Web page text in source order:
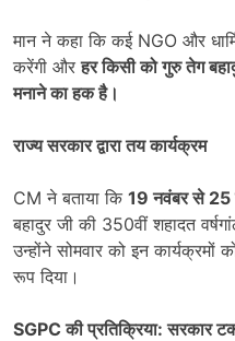
मान ने कहा कि कई NGO और
करेंगी औरहर किसी को गुरु तेग
मनाने का हक है।
राज्य सरकार द्वारा तय कार्यक्रम
CM ने बताया कि 19नवंबर से 25
बहादुर जी की 350वीं शहादत
उन्होंने सोमवार को इन कार्यक्रमों
रूप दिया।
SGPCकी प्रतिक्रिया: सरकार